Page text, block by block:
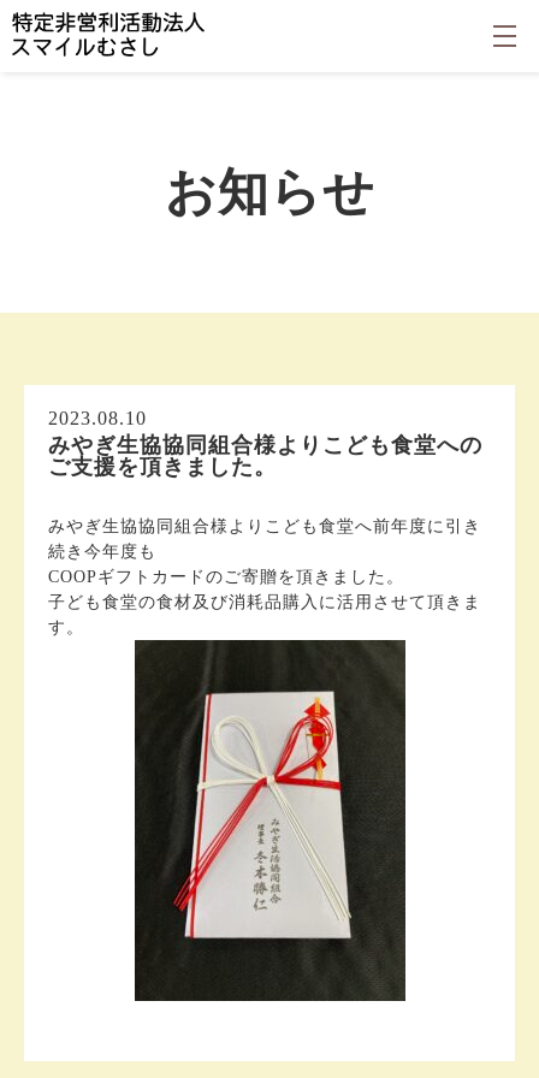
お知らせ
2023.08.10
みやぎ生協協同組合様よりこども食堂への
ご支援を頂きました。
みやぎ生協協同組合様よりこども食堂へ前年度に引き
続き今年度も
COOPギフトカードのご寄贈を頂きました。
子ども食堂の食材及び消耗品購入に活用させて頂きま
す。